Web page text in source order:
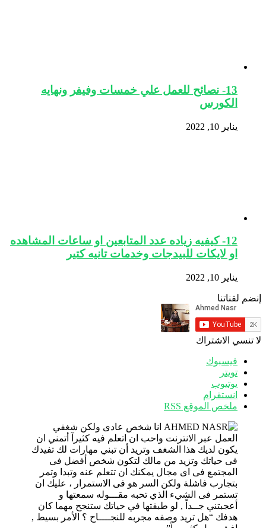
13- نصائح للعمل علي خمسات وفيفر ونهايه
الكورس
يناير 10, 2022
12- كيفيه زياده عدد المتابعين او ساعات المشاهده
او لايكات للبيدجات وخدمات تانيه كتير
يناير 10, 2022
إنضم لقناتنا
لا تنسي الاشتراك
فيسبوك
تويتر
يوتيوب
انستقرام
ملخص الموقع RSS